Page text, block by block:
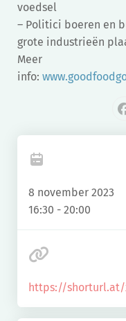
voedsel
– Politici boeren en
grote industrieën
Meer
info:
8 november 2023
16:30 - 20:00
https://shorturl.at/